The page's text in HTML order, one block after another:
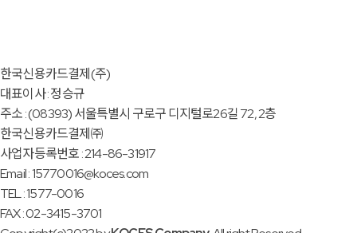
한국신용카드결제(주)
대표이사 : 정승규
주소 : (08393) 서울특별시 구로구 디지털로26길 72, 2층
한국신용카드결제㈜
사업자등록번호 : 214-86-31917
Email : 15770016@koces.com
TEL : 1577-0016
FAX : 02-3415-3701